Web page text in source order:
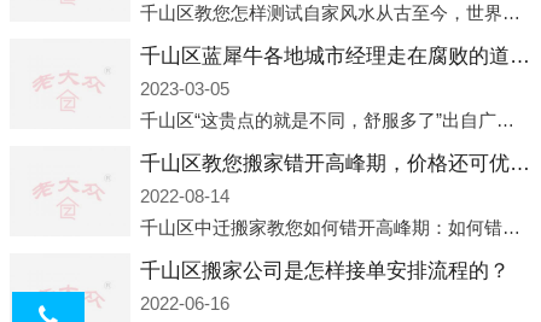
千山区教您怎样测试自家风水从古至今，世界各地的人们都在研究人在乾坤中的位置以及它们所形成的关系。通过探究季节转换、星象变化，并且在所观测到的自然规律的指导下，人们开始认识到居住在不同住宅中的人，其一生中的财
千山区蓝犀牛各地城市经理走在腐败的道路上
2023-03-05
千山区“这贵点的就是不同，舒服多了”出自广州运营邓经理的口中。2023年开年刚出来，三个司机（加盟蓝犀牛的个人队伍）便请广州经理去佛山娱乐场所大消费了一次，据知悉一晚消费达一万多，由三人平摊费用，燃鹅这样的
千山区教您搬家错开高峰期，价格还可优惠！
2022-08-14
千山区中迁搬家教您如何错开高峰期：如何错开高峰期搬家，中迁搬家做了一些电话数据统计和分析，发现市民中午2点左右访问网站的人是最多的，电话咨询是早上9点左右是最多的，预约搬家周六和周日是最多的，网上QQ微
千山区搬家公司是怎样接单安排流程的？
2022-06-16